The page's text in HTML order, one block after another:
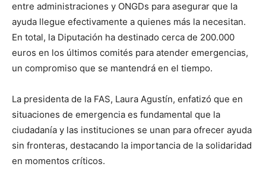
entre administraciones y ONGDs para asegurar que la
ayuda llegue efectivamente a quienes más la necesitan.
En total, la Diputación ha destinado cerca de 200.000
euros en los últimos comités para atender emergencias,
un compromiso que se mantendrá en el tiempo.
La presidenta de la FAS, Laura Agustín, enfatizó que en
situaciones de emergencia es fundamental que la
ciudadanía y las instituciones se unan para ofrecer ayuda
sin fronteras, destacando la importancia de la solidaridad
en momentos críticos.